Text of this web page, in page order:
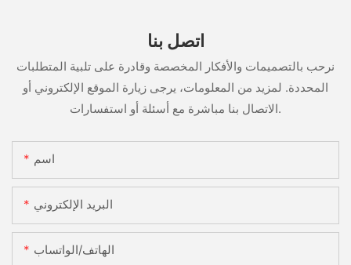
اتصل بنا
نرحب بالتصميمات والأفكار المخصصة وقادرة على تلبية المتطلبات
المحددة. لمزيد من المعلومات، يرجى زيارة الموقع الإلكتروني أو
الاتصال بنا مباشرة مع أسئلة أو استفسارات.
اسم
البريد الإلكتروني
الهاتف/الواتساب